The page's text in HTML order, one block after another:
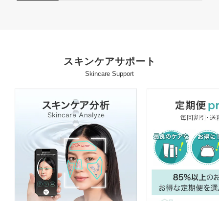
スキンケアサポート
Skincare Support